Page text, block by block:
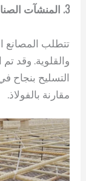
3. المنشآت الصناعية
تتطلب المصانع
التسليح بنجاح
مقارنة بالفولاذ.